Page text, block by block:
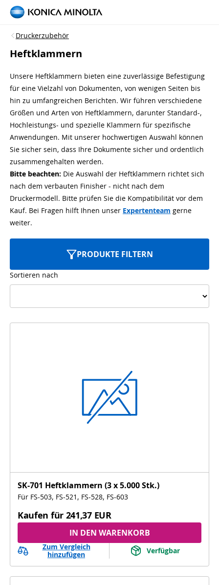
Druckerzubehör
Heftklammern
Unsere Heftklammern bieten eine zuverlässige Befestigung
für eine Vielzahl von Dokumenten, von wenigen Seiten bis
hin zu umfangreichen Berichten. Wir führen verschiedene
Größen und Arten von Heftklammern, darunter Standard-,
Hochleistungs- und spezielle Klammern für spezifische
Anwendungen. Mit unserer hochwertigen Auswahl können
Sie sicher sein, dass Ihre Dokumente sicher und ordentlich
zusammengehalten werden.
Bitte beachten: Die Auswahl der Heftklammern richtet sich
nach dem verbauten Finisher - nicht nach dem
Druckermodell. Bitte prüfen Sie die Kompatibilität vor dem
Kauf. Bei Fragen hilft Ihnen unser Expertenteam gerne
weiter.
PRODUKTE FILTERN
Sortieren nach
SK-701 Heftklammern (3 x 5.000 Stk.)
Für FS-503, FS-521, FS-528, FS-603
Kaufen für 241,37 EUR
IN DEN WARENKORB
Zum Vergleich
hinzufügen
Verfügbar